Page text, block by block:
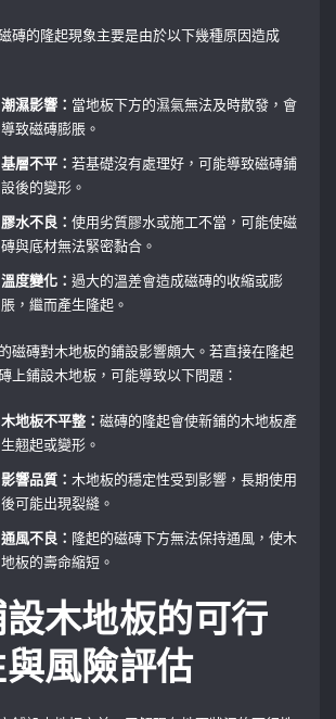
磚的隆起現象主要是由於以下幾種原因造成
潮濕影響： 當地板下方的濕氣無法及時散發，會
導致磁磚膨脹。
基層不平：若基礎沒有處理好，可能導致磁磚鋪
設後的變形。
膠水不良：使用劣質膠水或施工不當，可能使磁
磚與底材無法緊密黏合。
溫度變化：過大的溫差會造成磁磚的收縮或膨
脹，繼而產生隆起。
磁磚對木地板的鋪設影響頗大。若直接在隆起
上鋪設木地板，可能導致以下問題：
木地板不平整：磁磚的隆起會使新鋪的木地板產
生翹起或變形。
影響品質：木地板的穩定性受到影響，長期使用
後可能出現裂縫。
通風不良： 隆起的磁磚下方無法保持通風，使木
地板的壽命縮短。
木地板的可行
與風險評估